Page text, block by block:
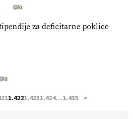
0
za deficitarne poklice
0
1.4221.4231.424…1.435 >